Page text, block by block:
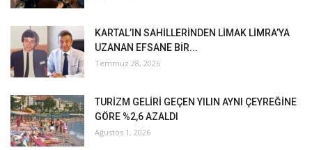
KARTAL’IN SAHİLLERİNDEN LİMAK LİMRA’YA
UZANAN EFSANE BİR...
Temmuz 28, 2026
TURİZM GELİRİ GEÇEN YILIN AYNI ÇEYREĞİNE
GÖRE %2,6 AZALDI
Ağustos 1, 2026